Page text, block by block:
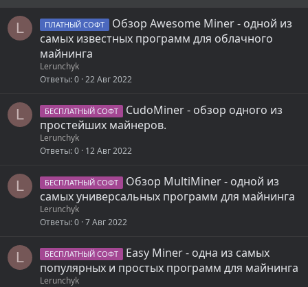
L ПЛАТНЫЙ СОФТ
Обзор Awesome Miner - одной из
самых известных программ для облачного
майнинга
Lerunchyk
Ответы 0 22 Авг 2022
L БЕСПЛАТНЫЙ СОФТ
CudoMiner - обзор одного из
простейших майнеров.
Lerunchyk
Ответы 0 12 Авг 2022
L БЕСПЛАТНЫЙ СОФТ
Обзор MultiMiner - одной из
самых универсальных программ для майнинга
Lerunchyk
Ответы 0 7 Авг 2022
L БЕСПЛАТНЫЙ СОФТ
Easy Miner - одна из самых
популярных и простых программ для майнинга
Lerunchyk